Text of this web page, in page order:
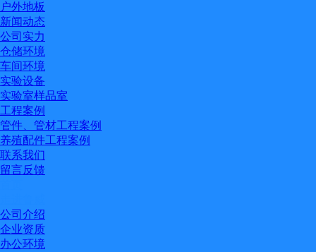
户外地板
新闻动态
公司实力
仓储环境
车间环境
实验设备
实验室样品室
工程案例
管件、管材工程案例
养殖配件工程案例
联系我们
留言反馈
公司介绍
企业资质
办公环境